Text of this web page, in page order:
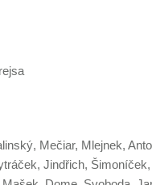
Mečiar, Mlejnek,
Jindřich,